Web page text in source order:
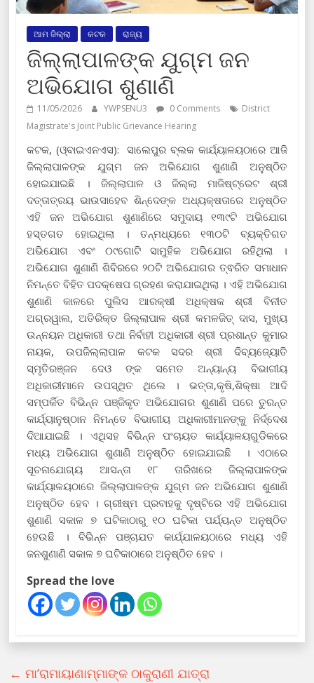
ଆମ ଜିଲ୍ଲା କଟକ ରାଜ୍ୟ
ଜିଲ୍ଲାପାଳଙ୍କ ଯୁଗ୍ମ ଜନ
ଅଭିଯୋଗ ଶୁଣାଣି
11/05/2026 YWPSENU3 0 Comments
District
Magistrate's Joint Public Grievance Hearing
କଟକ, (ଓ୍ବାଇଏନଏସ): ସାଲେପୁର ବ୍ଲକ କାର୍ଯ୍ୟାଳୟଠାରେ ଆଜି
ଜିଲ୍ଲାପାଳଙ୍କ ଯୁଗ୍ମ ଜନ ଅଭିଯୋଗ ଶୁଣାଣି ଅନୁଷ୍ଠିତ
ହୋଇଯାଇଛି । ଜିଲ୍ଲାପାଳ ଓ ଜିଲ୍ଲା ମାଜିଷ୍ଟ୍ରେଟ ଶ୍ରୀ
ଦତ୍ତାତ୍ରୟ ଭାଉସାହେବ ଶିନ୍ଦେଙ୍କ ଅଧ୍ୟକ୍ଷତାରେ ଅନୁଷ୍ଠିତ
ଏହି ଜନ ଅଭିଯୋଗ ଶୁଣାଣିରେ ସମୁଦାୟ ୧୩୯ଟି ଅଭିଯୋଗ
ହସ୍ତଗତ ହୋଇଥିଲା । ତନ୍ମଧ୍ୟରେ ୧୩୦ଟି ବ୍ୟକ୍ତିଗତ
ଅଭିଯୋଗ ଏବଂ ୦୯ଗୋଟି ସାମୁହିକ ଅଭିଯୋଗ ରହିଥିଲା ।
ଅଭିଯୋଗ ଶୁଣାଣି ଶିବିରରେ ୨୦ଟି ଅଭିଯୋଗର ତ୍ଵରିତ ସମାଧାନ
ନିମନ୍ତେ ବିହିତ ପଦକ୍ଷେପ ଗ୍ରହଣ କରାଯାଇଥିଲା । ଏହି ଅଭିଯୋଗ
ଶୁଣାଣି କାଳରେ ପୁଲିସ ଆରକ୍ଷୀ ଅଧିକ୍ଷକ ଶ୍ରୀ ବିନୀତ
ଅଗ୍ରୱାଲ, ଅତିରିକ୍ତ ଜିଲ୍ଲାପାଳ ଶ୍ରୀ କମଳଜିତ୍ ଦାସ, ମୁଖ୍ୟ
ଉନ୍ନୟନ ଅଧିକାରୀ ତଥା ନିର୍ବାହୀ ଅଧିକାରୀ ଶ୍ରୀ ପ୍ରଶାନ୍ତ କୁମାର
ନାୟକ, ଉପଜିଲ୍ଲାପାଳ କଟକ ସଦର ଶ୍ରୀ ଦିବ୍ୟଜ୍ୟୋତି
ସ୍ମୃତିରଞ୍ଜନ ଦେଓ ଙ୍କ ସମେତ ଅନ୍ୟାନ୍ୟ ବିଭାଗୀୟ
ଅଧିକାରୀମାନେ ଉପସ୍ଥିତ ଥିଲେ । ଭତ୍ତା,କୃଷି,ଶିକ୍ଷା ଆଦି
ସମ୍ପର୍କିତ ବିଭିନ୍ନ ପଞ୍ଜିକୃତ ଅଭିଯୋଗର ଶୁଣାଣି ପରେ ତୁରନ୍ତ
କାର୍ଯ୍ୟାନୁଷ୍ଠାନ ନିମନ୍ତେ ବିଭାଗୀୟ ଅଧିକାରୀମାନଙ୍କୁ ନିର୍ଦ୍ଦେଶ
ଦିଆଯାଇଛି । ଏଥିସହ ବିଭିନ୍ନ ପଂଚାୟତ କାର୍ଯ୍ୟାଳୟଗୁଡିକରେ
ମଧ୍ୟ ଅଭିଯୋଗ ଶୁଣାଣି ଅନୁଷ୍ଠିତ ହୋଇଯାଇଛି । ଏଠାରେ
ସୂଚନାଯୋଗ୍ୟ ଆସନ୍ତା ୧୮ ତାରିଖରେ ଜିଲ୍ଲାପାଳଙ୍କ
କାର୍ଯ୍ୟାଳୟଠାରେ ଜିଲ୍ଲାପାଳଙ୍କ ଯୁଗ୍ମ ଜନ ଅଭିଯୋଗ ଶୁଣାଣି
ଅନୁଷ୍ଠିତ ହେବ । ଗ୍ରୀଷ୍ମ ପ୍ରବାହକୁ ଦୃଷ୍ଟିରେ ଏହି ଅଭିଯୋଗ
ଶୁଣାଣି ସକାଳ ୭ ଘଟିକାଠାରୁ ୧୦ ଘଟିକା ପର୍ଯ୍ୟନ୍ତ ଅନୁଷ୍ଠିତ
ହେଉଛି । ବିଭିନ୍ନ ପଞ୍ଚାଯତ କାର୍ଯ୍ଯାଳୟଠାରେ ମଧ୍ୟ ଏହି
ଜନଶୁଣାଣି ସକାଳ ୭ ଘଟିକାଠାରେ ଅନୁଷ୍ଠିତ ହେବ ।
Spread the love
← ମା’ରାମାୟାଣାମ୍ମାଙ୍କ ଠାକୁରାଣୀ ଯାତ୍ରା